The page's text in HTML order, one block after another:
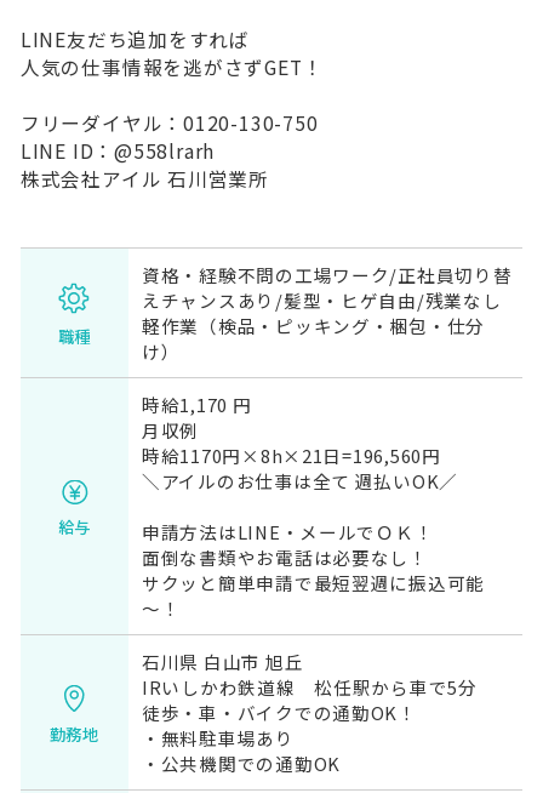
LINE友だち追加をすれば
人気の仕事情報を逃がさずGET！
フリーダイヤル：0120-130-750
LINE ID：@558lrarh
株式会社アイル 石川営業所
職種
資格・経験不問の工場ワーク/正社員切り替
えチャンスあり/髪型・ヒゲ自由/残業なし
軽作業（検品・ピッキング・梱包・仕分
け）
給与
時給1,170 円
月収例
時給1170円×8h×21日=196,560円
＼アイルのお仕事は全て 週払いOK／
申請方法はLINE・メールでＯＫ！
面倒な書類やお電話は必要なし！
サクッと簡単申請で最短翌週に振込可能
～！
勤務地
石川県 白山市 旭丘
IRいしかわ鉄道線 松任駅から車で5分
徒歩・車・バイクでの通勤OK！
・無料駐車場あり
・公共機関での通勤OK